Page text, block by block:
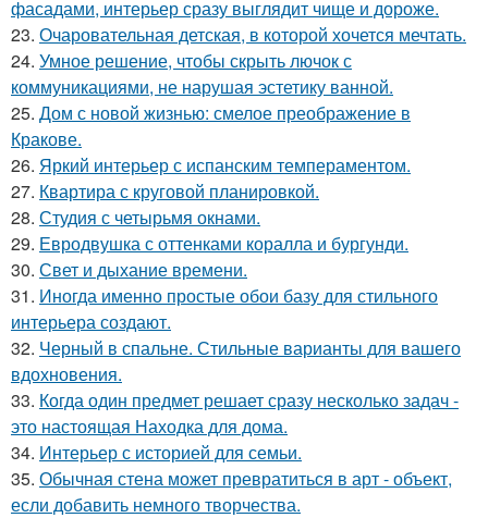
фасадами, интерьер сразу выглядит чище и дороже.
23. Очаровательная детская, в которой хочется мечтать.
24. Умное решение, чтобы скрыть лючок с
коммуникациями, не нарушая эстетику ванной.
25. Дом с новой жизнью: смелое преображение в
Кракове.
26. Яркий интерьер с испанским темпераментом.
27. Квартира с круговой планировкой.
28. Студия с четырьмя окнами.
29. Евродвушка с оттенками коралла и бургунди.
30. Свет и дыхание времени.
31. Иногда именно простые обои базу для стильного
интерьера создают.
32. Черный в спальне. Стильные варианты для вашего
вдохновения.
33. Когда один предмет решает сразу несколько задач -
это настоящая Находка для дома.
34. Интерьер с историей для семьи.
35. Обычная стена может превратиться в арт - объект,
если добавить немного творчества.